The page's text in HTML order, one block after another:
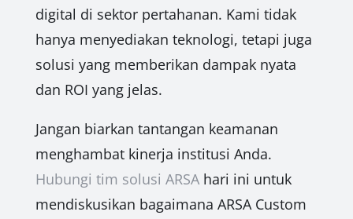
digital di sektor pertahanan. Kami tidak
hanya menyediakan teknologi, tetapi juga
solusi yang memberikan dampak nyata
dan ROI yang jelas.
Jangan biarkan tantangan keamanan
menghambat kinerja institusi Anda.
Hubungi tim solusi ARSAhari ini untuk
mendiskusikan bagaimana ARSA Custom